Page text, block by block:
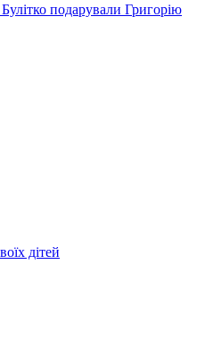
подарували Григорію
дітей